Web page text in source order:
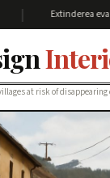
Extinderea evacuării
at risk of